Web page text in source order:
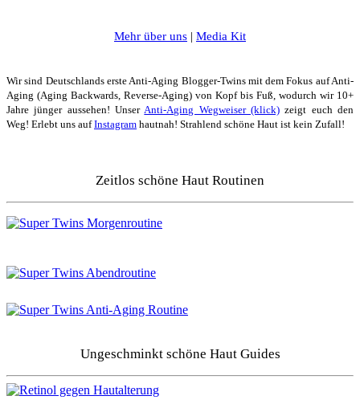
Mehr über uns | Media Kit
Wir sind Deutschlands erste Anti-Aging Blogger-Twins mit dem Fokus auf Anti-
Aging (Aging Backwards, Reverse-Aging) von Kopf bis Fuß, wodurch wir 10+
Jahre jünger aussehen! UnserAnti-Aging Wegweiser (klick) zeigt euch den
Weg! Erlebt uns aufInstagram hautnah! Strahlend schöne Haut ist kein Zufall!
Zeitlos schöne Haut Routinen
Ungeschminkt schöne Haut Guides